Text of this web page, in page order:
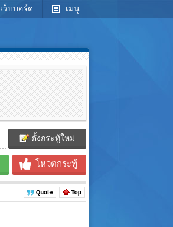
เว็บบอร์ด เมนู
ตั้งกระทู้ใหม่
โหวตกระทู้